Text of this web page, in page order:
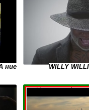
ние
WILLY